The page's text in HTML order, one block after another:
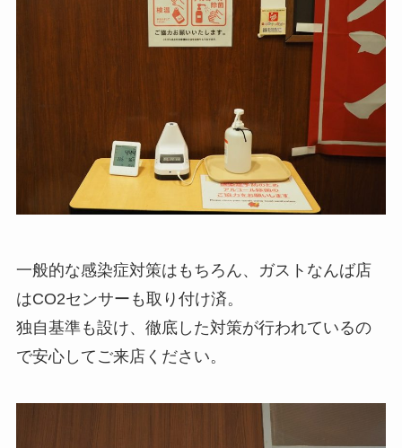
一般的な感染症対策はもちろん、ガストなんば店
はCO2センサーも取り付け済。
独自基準も設け、徹底した対策が行われているの
で安心してご来店ください。